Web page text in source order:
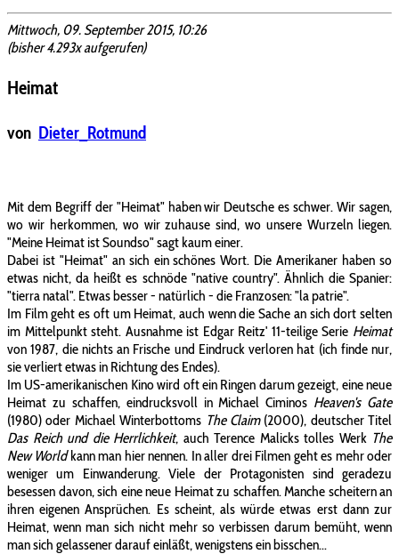
Mittwoch, 09. September 2015, 10:26
(bisher 4.293x aufgerufen)
Heimat
von Dieter_Rotmund
Mit dem Begriff der "Heimat" haben wir Deutsche es schwer. Wir sagen,
wo wir herkommen, wo wir zuhause sind, wo unsere Wurzeln liegen.
"Meine Heimat ist Soundso" sagt kaum einer.
Dabei ist "Heimat" an sich ein schönes Wort. Die Amerikaner haben so
etwas nicht, da heißt es schnöde "native country". Ähnlich die Spanier:
"tierra natal". Etwas besser - natürlich - die Franzosen: "la patrie".
Im Film geht es oft um Heimat, auch wenn die Sache an sich dort selten
im Mittelpunkt steht. Ausnahme ist Edgar Reitz' 11-teilige Serie Heimat
von 1987, die nichts an Frische und Eindruck verloren hat (ich finde nur,
sie verliert etwas in Richtung des Endes).
Im US-amerikanischen Kino wird oft ein Ringen darum gezeigt, eine neue
Heimat zu schaffen, eindrucksvoll in Michael Ciminos Heaven's Gate
(1980) oder Michael Winterbottoms The Claim(2000), deutscher Titel
Das Reich und die Herrlichkeit, auch Terence Malicks tolles Werk The
New Worldkann man hier nennen. In aller drei Filmen geht es mehr oder
weniger um Einwanderung. Viele der Protagonisten sind geradezu
besessen davon, sich eine neue Heimat zu schaffen. Manche scheitern an
ihren eigenen Ansprüchen. Es scheint, als würde etwas erst dann zur
Heimat, wenn man sich nicht mehr so verbissen darum bemüht, wenn
man sich gelassener darauf einläßt, wenigstens ein bisschen...